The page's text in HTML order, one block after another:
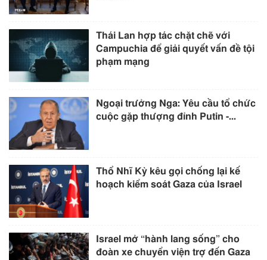
Thái Lan hợp tác chặt chẽ với
Campuchia để giải quyết vấn đề tội
phạm mạng
Ngoại trưởng Nga: Yêu cầu tổ chức
cuộc gặp thượng đỉnh Putin -...
Thổ Nhĩ Kỳ kêu gọi chống lại kế
hoạch kiểm soát Gaza của Israel
Israel mở “hành lang sống” cho
đoàn xe chuyển viện trợ đến Gaza